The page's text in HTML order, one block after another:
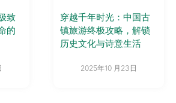
致
的
穿越千年时光：中国古
镇旅游终极攻略，解锁
历史文化与诗意生活
2025年10 月23日